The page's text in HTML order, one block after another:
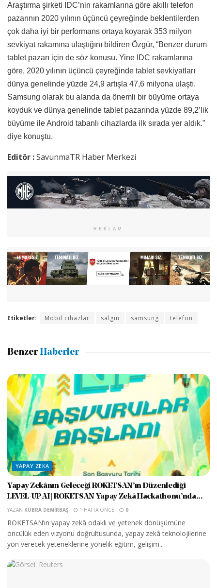
Araştırma şirketi IDC’nin rakamlarına göre akıllı telefon
pazarının 2020 yılının üçüncü çeyreğinde beklentilerden
çok daha iyi bir performans ortaya koyarak 353 milyon
sevkiyat rakamına ulaştığını bildiren Özgür, “Benzer durum
tablet pazarı için de söz konusu. Yine IDC rakamlarına
göre, 2020 yılının üçüncü çeyreğinde tablet sevkiyatları
dünya genelinde yüzde 24,9 artışla 47,6 milyona ulaştı.
Samsung olarak bu alanda da önemli bir büyüme ortaya
koyduk ve dünya genelinde tablet pazarında yüzde 89,2’lik
büyüme ile Android tabanlı cihazlarda ilk sırada yer aldık.”
diye konuştu.
Editör :SavunmaTR Haber Merkezi
REKLAM
Etiketler: Mobil cihazlar salgın samsung telefon
Benzer Haberler
YAPAY ZEKA
Yapay Zekânın Geleceği ROKETSAN’ın Düzenlediği
LEVEL-UP AI | ROKETSAN Yapay Zekâ Hackathonu’nda...
YAZAN KÜBRA DEMIRBAŞ 1 HAFTA ÖNCE 0
ROKETSAN’ın yapay zekâ odaklı ve yetenek dönüşümüne
öncülük eden vizyonu doğrultusunda, yapay zekâ teknolojilerine
yön verecek yeteneklerine yönelik eğitim, gelişim...